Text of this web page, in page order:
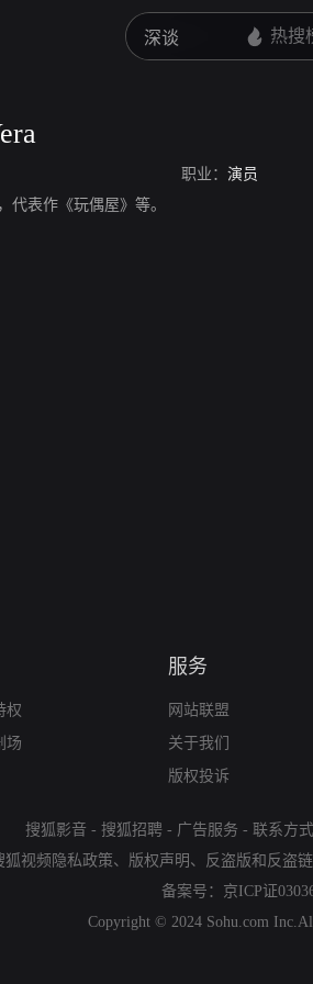
职业： 演员
代表作《玩偶屋》等。
权
场
服务
网站联盟
关于我们
版权投诉
搜狐影音 - 搜狐招聘 - 广告服务 - 联系方式
狐视频隐私政策、 版权声明 、 反盗版和反盗
备案号： 京ICP证
Copyright © 2024 Sohu.com